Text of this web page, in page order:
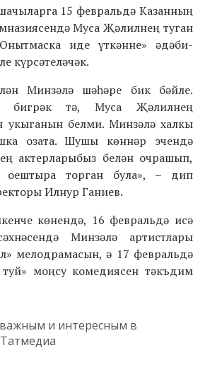
15 февральдә Казанның
Муса Җәлилнең туган
иде үткәнне» әдәби-
күрсәтеләчәк.
Минзәлә шәһәре бик бәйле.
бигрәк тә, Муса Җәлилнең
укыганын белми. Минзәлә халкы
озата. Шушы көннәр эчендә
актерларыбыз белән очрашып,
оештыра торган була», – дип
Илнур Ганиев.
көнендә, 16 февральдә исә
Минзәлә артистлары
мелодрамасын, ә 17 февральдә
моңсу комедиясен тәкъдим
и интересным в
Татмедиа